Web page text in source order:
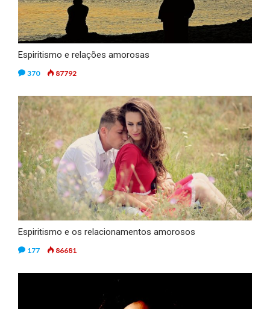
Espiritismo e relações amorosas
370 87792
Espiritismo e os relacionamentos amorosos
177 86681